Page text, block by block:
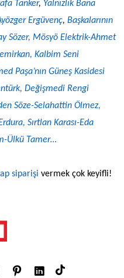
Tanker, Yalnızlık Bana
Ergüvenç, Başkalarının
Sözer, Mösyö Elektrik-Ahmet
, Kalbim Seni
Paşa’nın Güneş Kasidesi
Değişmedi Rengi
Söze-Selahattin Ölmez,
, Sırtlan Karası-Eda
Ülkü Tamer…
siparişi vermek çok keyifli!